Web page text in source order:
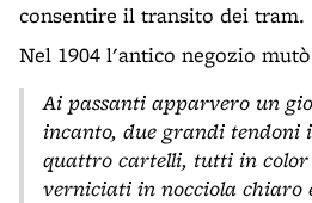
consentire il transito dei tram.
Nel 1904 l'antico negozio
Ai passanti apparvero un
incanto, due grandi tendoni
quattro cartelli, tutti in color
verniciati in nocciola chiaro